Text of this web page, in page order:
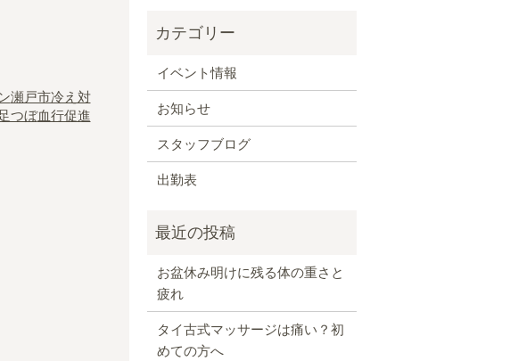
瀬戸市冷え対
つぼ血行促進
イベント情報
お知らせ
スタッフブログ
出勤表
お盆休み明けに残る体の重さと
疲れ
タイ古式マッサージは痛い？初
めての方へ